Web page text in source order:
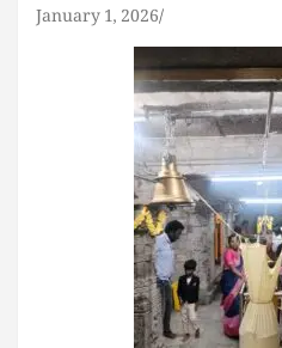
January 1, 2026